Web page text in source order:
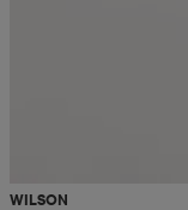
WILSON